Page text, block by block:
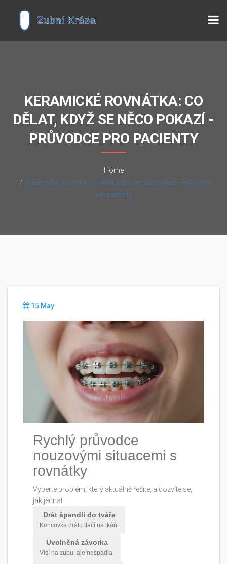
KERAMICKÉ ROVNÁTKA: CO
DĚLAT, KDYŽ SE NĚCO POKAZÍ -
PRŮVODCE PRO PACIENTY
Home
Keramické rovnátka: Co dělat, když se něco pokazí - Průvodce
pro pacienty
15 May
Rychlý průvodce
nouzovými situacemi s
rovnátky
Vyberte problém, který aktuálně řešíte, a dozvíte se,
jak jednat.
Drát špendlí do tváře
Koncovka drátu tlačí na tkáň.
Uvolněná závorka
Visí na zubu, ale nespadla.